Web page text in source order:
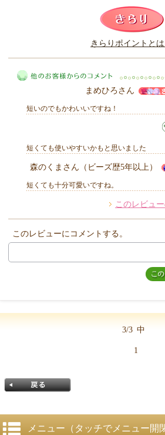
このレビューは参考になりましたか？
きらりポイントとは
他のお客様からのコメント
まめひろさん
短いのでもかわいいですね！
短くても使いやすいかもと思いました
森のくまさん（ビーズ歴5年以上）
短くても十分可愛いですね。
このレビュ
このレビューにコメントする。
3/3 中
1
メニュー（タッチでメニュー開